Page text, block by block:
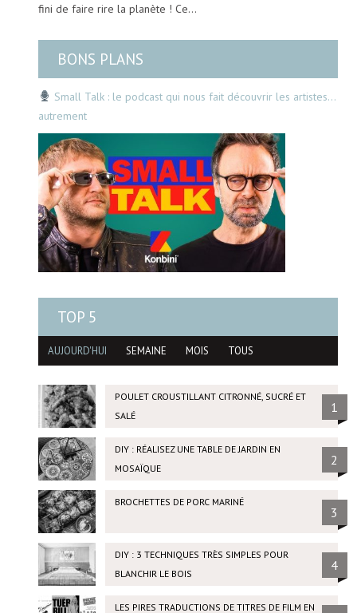
fini de faire rire la planète ! Ce…
BONS PLANS
Small Talk : le podcast qui nous fait découvrir les artistes…
autrement
TOP 5
AUJOURD'HUI SEMAINE MOIS TOUS
POULET CROUSTILLANT CITRONNÉ, SUCRÉ ET
SALÉ
1
DIY : RÉALISEZ UNE TABLE DE JARDIN EN
MOSAÏQUE
2
BROCHETTES DE PORC MARINÉ
3
DIY : 3 TECHNIQUES TRÈS SIMPLES POUR
BLANCHIR LE BOIS
4
LES PIRES TRADUCTIONS DE TITRES DE FILM EN